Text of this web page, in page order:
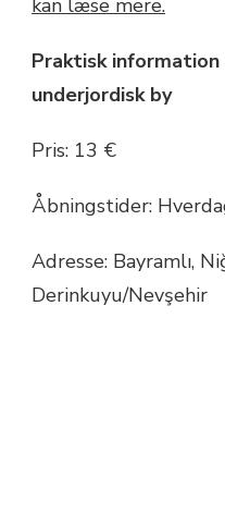
kan læse mere.
Praktisk information
underjordisk by
Pris: 13 €
Åbningstider:
Adresse: Bayramlı,
Derinkuyu/Nevşehir